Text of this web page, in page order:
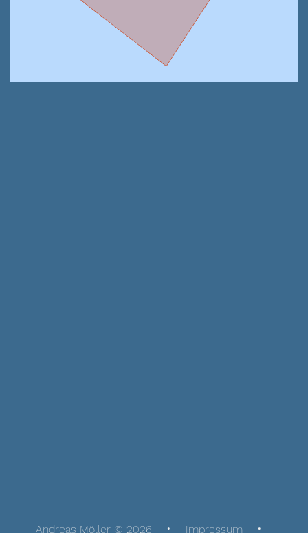
Andreas Möller © 2026 Impressum